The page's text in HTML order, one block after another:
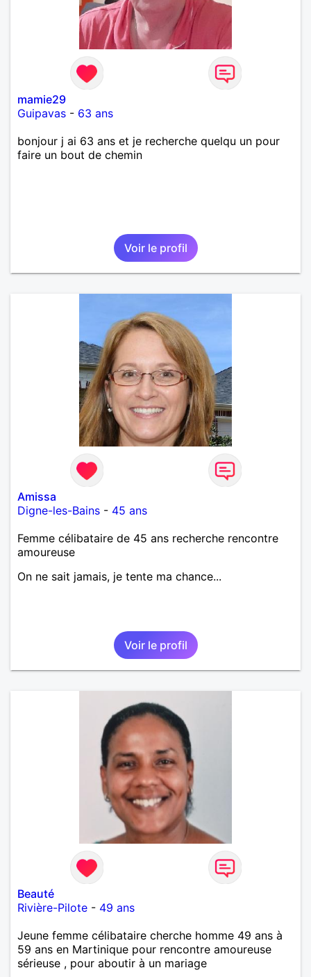
mamie29
Guipavas - 63 ans
bonjour j ai 63 ans et je recherche quelqu un pour
faire un bout de chemin
Voir le profil
Amissa
Digne-les-Bains - 45 ans
Femme célibataire de 45 ans recherche rencontre
amoureuse
On ne sait jamais, je tente ma chance...
Voir le profil
Beauté
Rivière-Pilote - 49 ans
Jeune femme célibataire cherche homme 49 ans à
59 ans en Martinique pour rencontre amoureuse
sérieuse , pour aboutir à un mariage